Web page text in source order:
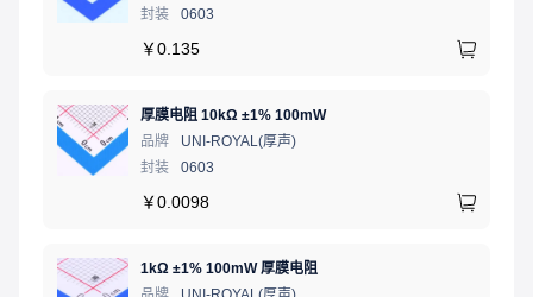
封装
0603
￥0.135
厚膜电阻 10kΩ ±1% 100mW
品牌
UNI-ROYAL(厚声)
封装
0603
￥0.0098
1kΩ ±1% 100mW 厚膜电阻